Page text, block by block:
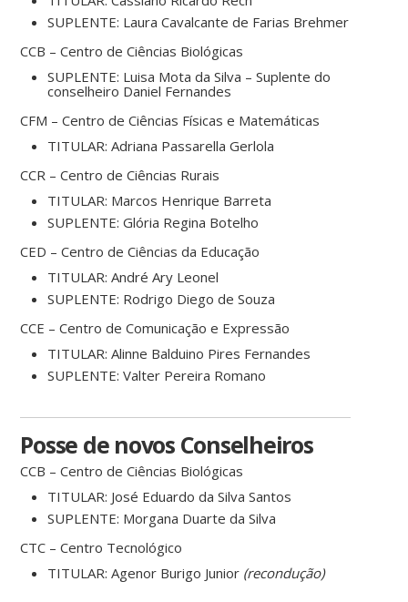
SUPLENTE: Laura Cavalcante de Farias Brehmer
CCB – Centro de Ciências Biológicas
SUPLENTE: Luisa Mota da Silva – Suplente do
conselheiro Daniel Fernandes
CFM – Centro de Ciências Físicas e Matemáticas
TITULAR: Adriana Passarella Gerlola
CCR – Centro de Ciências Rurais
TITULAR: Marcos Henrique Barreta
SUPLENTE: Glória Regina Botelho
CED – Centro de Ciências da Educação
TITULAR: André Ary Leonel
SUPLENTE: Rodrigo Diego de Souza
CCE – Centro de Comunicação e Expressão
TITULAR: Alinne Balduino Pires Fernandes
SUPLENTE: Valter Pereira Romano
Posse de novos Conselheiros
CCB – Centro de Ciências Biológicas
TITULAR: José Eduardo da Silva Santos
SUPLENTE: Morgana Duarte da Silva
CTC – Centro Tecnológico
TITULAR: Agenor Burigo Junior (recondução)